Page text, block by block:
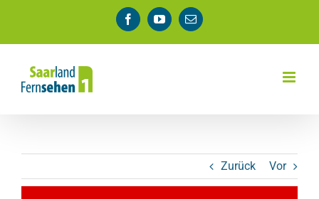
springen
FacebookYouTube
E-
Mail
Zurück Vor